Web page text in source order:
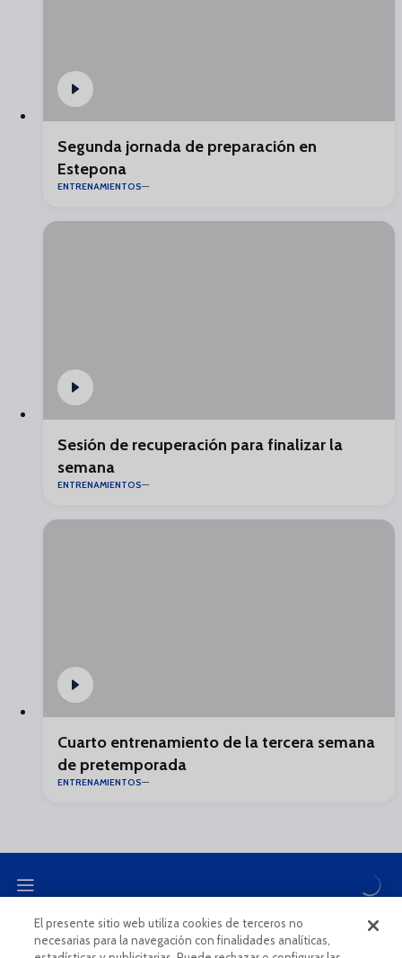
Segunda jornada de preparación en
Estepona
ENTRENAMIENTOS
Sesión de recuperación para finalizar la
semana
ENTRENAMIENTOS
Cuarto entrenamiento de la tercera semana
de pretemporada
ENTRENAMIENTOS
El presente sitio web utiliza cookies de terceros no
necesarias para la navegación con finalidades analíticas,